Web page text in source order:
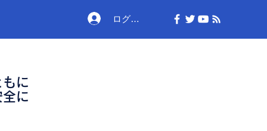
ログイン
に
に